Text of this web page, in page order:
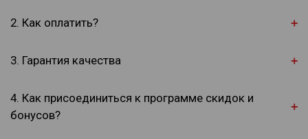
2. Как оплатить?
3. Гарантия качества
4. Как присоединиться к программе скидок и
бонусов?